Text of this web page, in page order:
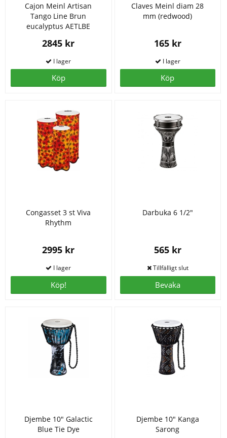
Cajon Meinl Artisan
Tango Line Brun
eucalyptus AETLBE
2845 kr
Köp
Claves Meinl diam 28
mm (redwood)
165 kr
Köp
Congasset 3 st Viva
Rhythm
2995 kr
Köp!
Darbuka 6 1/2"
565 kr
Bevaka
Djembe 10" Galactic
Blue Tie Dye
Djembe 10" Kanga
Sarong